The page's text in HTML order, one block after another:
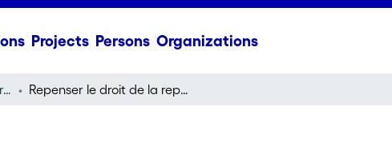
Projects Persons Organizations
Thèse de doctorat (doctoral thesis) Repenser le droit de la reproduction au prisme du projet parental